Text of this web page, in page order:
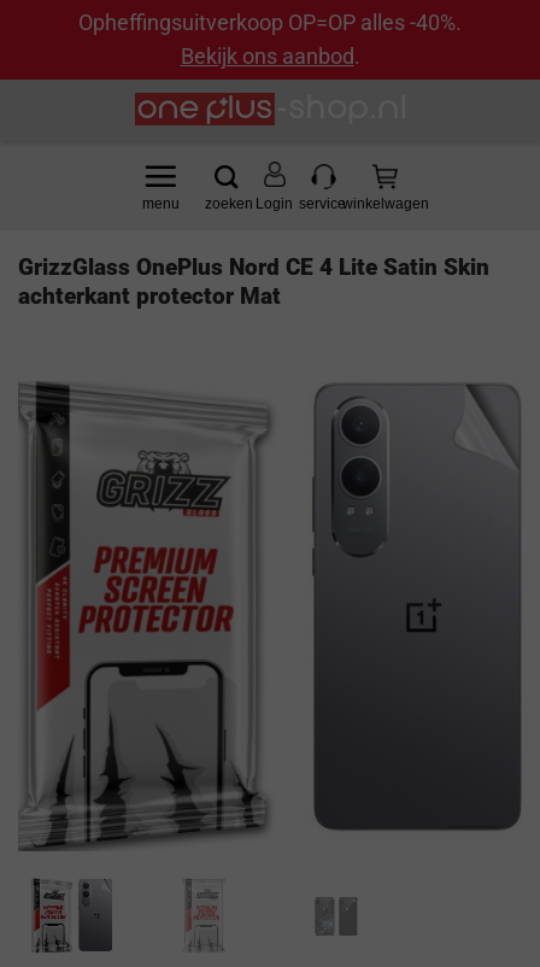
Opheffingsuitverkoop OP=OP alles -40%.
Bekijk ons aanbod.
Login
GrizzGlass OnePlus Nord CE 4 Lite Satin Skin
achterkant protector Mat